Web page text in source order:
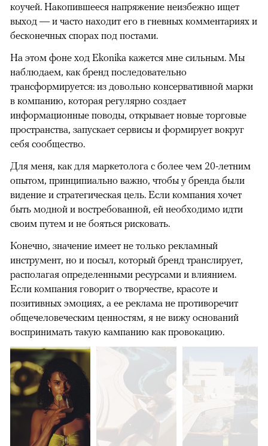
коучей. Накопившееся напряжение неизбежно ищет
выход — и часто находит его в гневных комментариях и
бесконечных спорах под постами.
На этом фоне ход Ekonika кажется мне сильным. Мы
наблюдаем, как бренд последовательно
трансформируется: из довольно консервативной марки
в компанию, которая регулярно создает
информационные поводы, открывает новые торговые
пространства, запускает сервисы и формирует вокруг
себя сообщество.
Для меня, как для маркетолога с более чем 20-летним
опытом, принципиально важно, чтобы у бренда были
видение и стратегическая цель. Если компания хочет
быть модной и востребованной, ей необходимо идти
своим путем и не бояться рисковать.
Конечно, значение имеет не только рекламный
инструмент, но и посыл, который бренд транслирует,
располагая определенными ресурсами и влиянием.
Если компания говорит о творчестве, красоте и
позитивных эмоциях, а ее реклама не противоречит
общечеловеческим ценностям, я не вижу оснований
воспринимать такую кампанию как провокацию.